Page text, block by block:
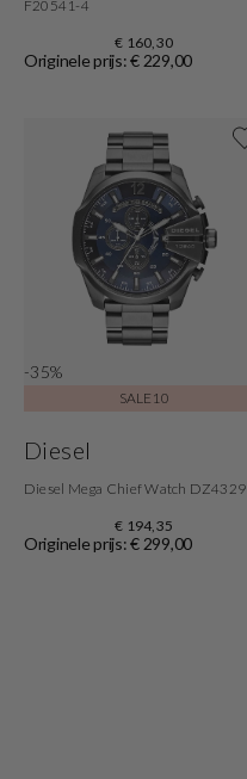
F20541-4
€ 160,30
Originele prijs: € 229,00
-35%
SALE10
Diesel
Diesel Mega Chief Watch DZ4329
€ 194,35
Originele prijs: € 299,00